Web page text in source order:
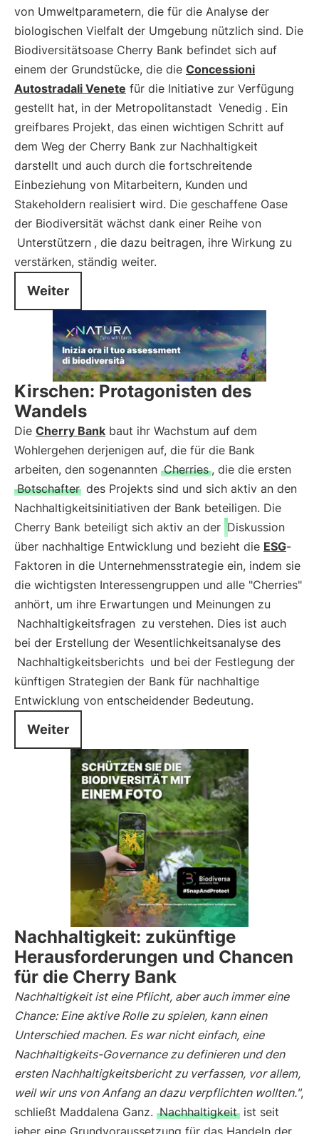
von Umweltparametern, die für die Analyse der
biologischen Vielfalt der Umgebung nützlich sind. Die
Biodiversitätsoase Cherry Bank befindet sich auf
einem der Grundstücke, die die Concessioni
Autostradali Venete für die Initiative zur Verfügung
gestellt hat, in der Metropolitanstadt Venedig . Ein
greifbares Projekt, das einen wichtigen Schritt auf
dem Weg der Cherry Bank zur Nachhaltigkeit
darstellt und auch durch die fortschreitende
Einbeziehung von Mitarbeitern, Kunden und
Stakeholdern realisiert wird. Die geschaffene Oase
der Biodiversität wächst dank einer Reihe von
Unterstützern , die dazu beitragen, ihre Wirkung zu
verstärken, ständig weiter.
Weiter
Kirschen: Protagonisten des
Wandels
Die Cherry Bank baut ihr Wachstum auf dem
Wohlergehen derjenigen auf, die für die Bank
arbeiten, den sogenannten Cherries , die die ersten
Botschafter des Projekts sind und sich aktiv an den
Nachhaltigkeitsinitiativen der Bank beteiligen. Die
Cherry Bank beteiligt sich aktiv an der Diskussion
über nachhaltige Entwicklung und bezieht die ESG-
Faktoren in die Unternehmensstrategie ein, indem sie
die wichtigsten Interessengruppen und alle "Cherries"
anhört, um ihre Erwartungen und Meinungen zu
Nachhaltigkeitsfragen zu verstehen. Dies ist auch
bei der Erstellung der Wesentlichkeitsanalyse des
Nachhaltigkeitsberichts und bei der Festlegung der
künftigen Strategien der Bank für nachhaltige
Entwicklung von entscheidender Bedeutung.
Weiter
Nachhaltigkeit: zukünftige
Herausforderungen und Chancen
für die Cherry Bank
Nachhaltigkeit ist eine Pflicht, aber auch immer eine
Chance: Eine aktive Rolle zu spielen, kann einen
Unterschied machen. Es war nicht einfach, eine
Nachhaltigkeits-Governance zu definieren und den
ersten Nachhaltigkeitsbericht zu verfassen, vor allem,
weil wir uns von Anfang an dazu verpflichten wollten.",
schließt Maddalena Ganz. Nachhaltigkeit ist seit
jeher eine Grundvoraussetzung für das Handeln der